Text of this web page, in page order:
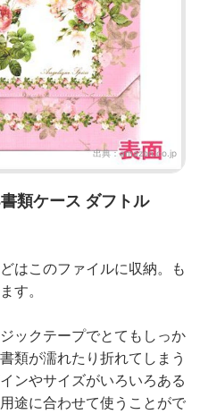
出典：amazon.co.jp
類ケース ダフトル
はこのファイルに収納。も
す。
ックテープでとてもしっか
類が濡れたり折れてしまう
ンやサイズがいろいろある
途に合わせて使うことがで